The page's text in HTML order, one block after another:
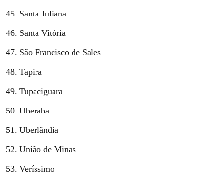
Santa Juliana
Santa Vitória
São Francisco de Sales
Tapira
Tupaciguara
Uberaba
Uberlândia
União de Minas
Veríssimo